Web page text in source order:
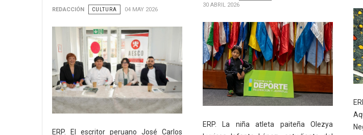
REDACCIÓN CULTURA 04 MAY 2026
ERP. El escritor peruano José Carlos
30 ABRIL 2026
ERP. La niña atleta paiteña Olezya